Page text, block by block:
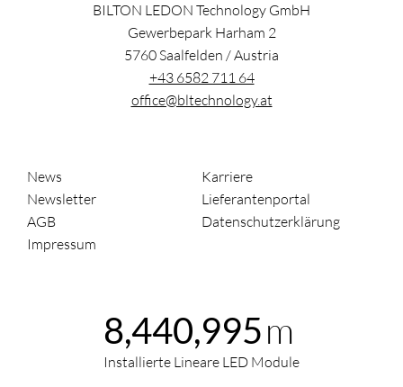
BILTON LEDON Technology GmbH
Gewerbepark Harham 2
5760Saalfelden /Austria
+43 6582 711 64
office@bltechnology.at
News
Karriere
Newsletter
Lieferantenportal
AGB
Datenschutzerklärung
Impressum
8,440,995m
Installierte Lineare LED Module